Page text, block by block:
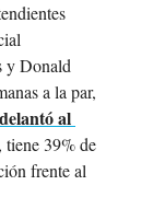
y Donald
a la par,
al
tiene 39% de
frente al